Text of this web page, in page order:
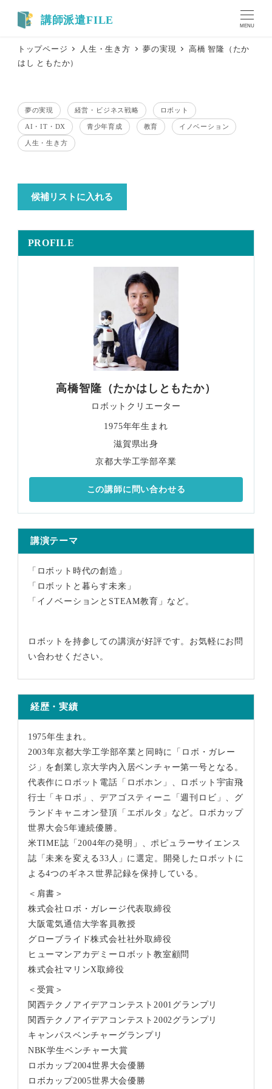
MENU
トップページ 人生・生き方 夢の実現
高橋 智隆（たか
はし ともたか）
テーマ
夢の実現
テーマ
経営・ビジネス戦略
テーマ
ロボット
AI・IT・DX
テーマ
青少年育成
テーマ
教育
テーマ
イノベーション
テーマ
人生・生き方
候補リストに入れる
PROFILE
高橋智隆（たかはしともたか）
ロボットクリエーター
1975年年生まれ
滋賀県出身
京都大学工学部卒業
この講師に問い合わせる
講演テーマ
「ロボット時代の創造」
「ロボットと暮らす未来」
「イノベーションと STEAM教育」など。
ロボットを持参しての講演が好評です。お気軽にお問
い合わせください。
経歴・実績
1975年生まれ。
2003年京都大学工学部卒業と同時に「ロボ・ガレー
ジ」を創業し京大学内入居ベンチャー第一号となる。
代表作にロボット電話「ロボホン」、ロボット宇宙飛
行士「キロボ」、デアゴスティーニ「週刊ロビ」、グ
ランドキャニオン登頂「エボルタ」など。ロボカップ
世界大会5年連続優勝。
米TIME誌「2004年の発明」、ポピュラーサイエンス
誌「未来を変える33人」に選定。開発したロボットに
よる4つのギネス世界記録を保持している。
＜肩書＞
株式会社ロボ・ガレージ代表取締役
大阪電気通信大学客員教授
グローブライド株式会社社外取締役
ヒューマンアカデミーロボット教室顧問
株式会社マリンX取締役
＜受賞＞
関西テクノアイデアコンテスト2001グランプリ
関西テクノアイデアコンテスト2002グランプリ
キャンパスベンチャーグランプリ
NBK学生ベンチャー大賞
ロボカップ2004世界大会優勝
ロボカップ2005世界大会優勝